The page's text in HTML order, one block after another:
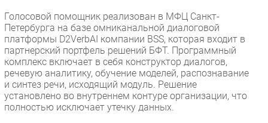
Голосовой помощник реализован в МФЦ Санкт-
Петербурга на базе омниканальной диалоговой
платформы D2VerbAI компании BSS, которая входит в
партнерский портфель решений БФТ. Программный
комплекс включает в себя конструктор диалогов,
речевую аналитику, обучение моделей, распознавание
и синтез речи, исходящий модуль. Решение
установлено во внутреннем контуре организации, что
полностью исключает утечку данных.